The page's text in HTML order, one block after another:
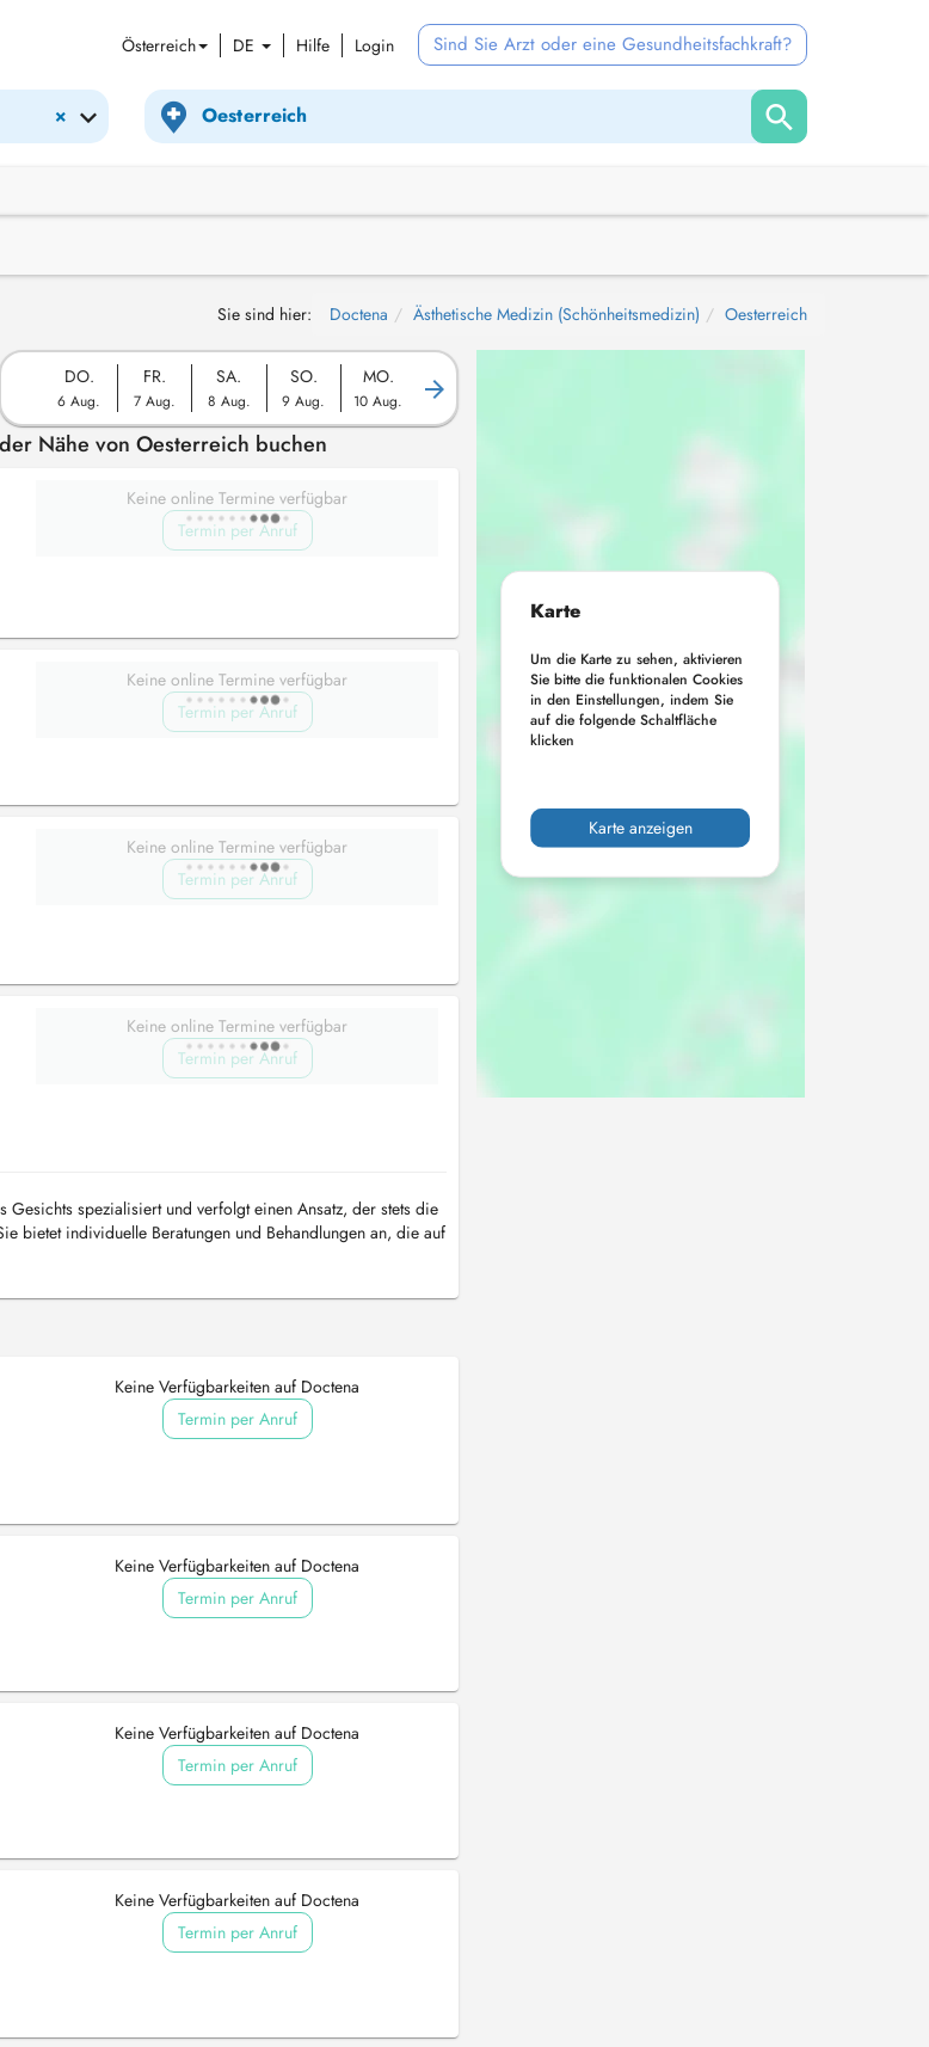
Österreich DE Hilfe Login Sind Sie Arzt oder eine Gesundheitsfachkraft?
×
Sie sind hier: Doctena Ästhetische Medizin (Schönheitsmedizin) Oesterreich
DO.
6 Aug.
FR.
7 Aug.
SA.
8 Aug.
SO.
9 Aug.
MO.
10 Aug.
Nähe von Oesterreich buchen
Keine online Termine verfügbar
Termin per Anruf
Keine online Termine verfügbar
Termin per Anruf
Keine online Termine verfügbar
Termin per Anruf
Keine online Termine verfügbar
Termin per Anruf
spezialisiert und verfolgt einen Ansatz, der stets die
bietet individuelle Beratungen und Behandlungen an, die auf
Keine Verfügbarkeiten auf Doctena
Termin per Anruf
Keine Verfügbarkeiten auf Doctena
Termin per Anruf
Keine Verfügbarkeiten auf Doctena
Termin per Anruf
Keine Verfügbarkeiten auf Doctena
Termin per Anruf
Karte
Um die Karte zu sehen, aktivieren
Sie bitte die funktionalen Cookies
in den Einstellungen, indem Sie
auf die folgende Schaltfläche
klicken
Karte anzeigen